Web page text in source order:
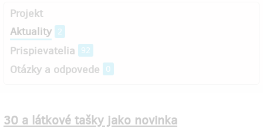
Projekt
Aktuality 2
Prispievatelia 92
Otázky a odpovede 0
30 a látkové tašky jako novinka